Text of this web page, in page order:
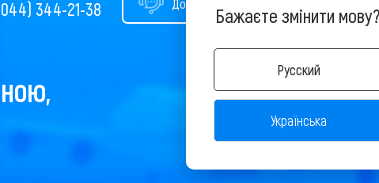
Бажаєте змінити
Русский
Українська
344-21-38